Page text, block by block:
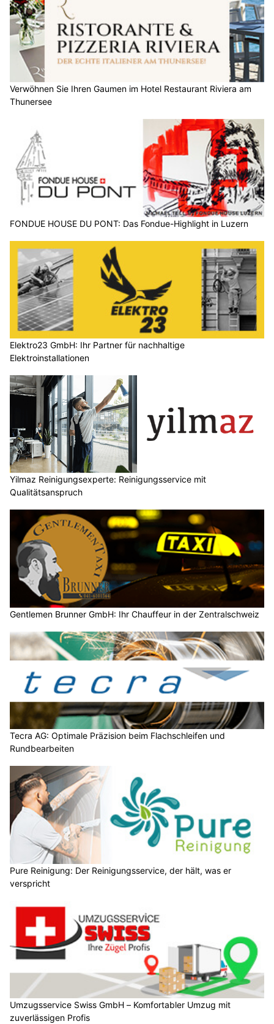
Verwöhnen Sie Ihren Gaumen im Hotel Restaurant Riviera am
Thunersee
FONDUE HOUSE DU PONT: Das Fondue-Highlight in Luzern
Elektro23 GmbH: Ihr Partner für nachhaltige
Elektroinstallationen
Yilmaz Reinigungsexperte: Reinigungsservice mit
Qualitätsanspruch
Gentlemen Brunner GmbH: Ihr Chauffeur in der Zentralschweiz
Tecra AG: Optimale Präzision beim Flachschleifen und
Rundbearbeiten
Pure Reinigung: Der Reinigungsservice, der hält, was er
verspricht
Umzugsservice Swiss GmbH – Komfortabler Umzug mit
zuverlässigen Profis